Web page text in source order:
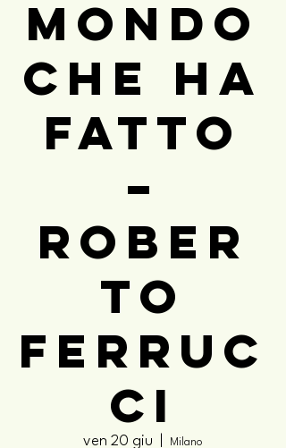
MONDO
CHE HA
FATTO
–
Rober
to
Ferruc
ci
ven 20 giu Milano